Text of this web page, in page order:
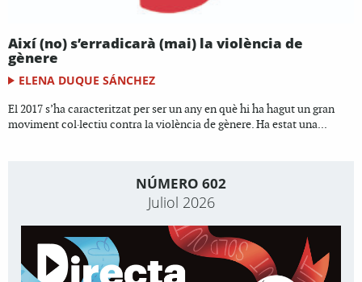
Així (no) s’erradicarà (mai) la violència de
gènere
ELENA DUQUE SÁNCHEZ
El 2017 s’ha caracteritzat per ser un any en què hi ha hagut un gran
moviment col·lectiu contra la violència de gènere. Ha estat una...
NÚMERO 602
Juliol 2026